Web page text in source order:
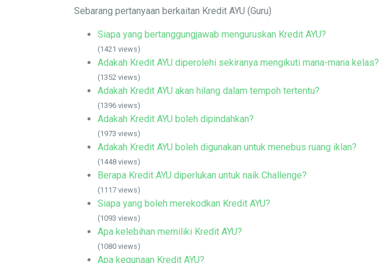
Sebarang pertanyaan berkaitan Kredit AYU (Guru)
Siapa yang bertanggungjawab menguruskan Kredit AYU?
(1421 views)
Adakah Kredit AYU diperolehi sekiranya mengikuti mana-mana kelas?
(1352 views)
Adakah Kredit AYU akan hilang dalam tempoh tertentu?
(1396 views)
Adakah Kredit AYU boleh dipindahkan?
(1973 views)
Adakah Kredit AYU boleh digunakan untuk menebus ruang iklan?
(1448 views)
Berapa Kredit AYU diperlukan untuk naik Challenge?
(1117 views)
Siapa yang boleh merekodkan Kredit AYU?
(1093 views)
Apa kelebihan memiliki Kredit AYU?
(1080 views)
Apa kegunaan Kredit AYU?